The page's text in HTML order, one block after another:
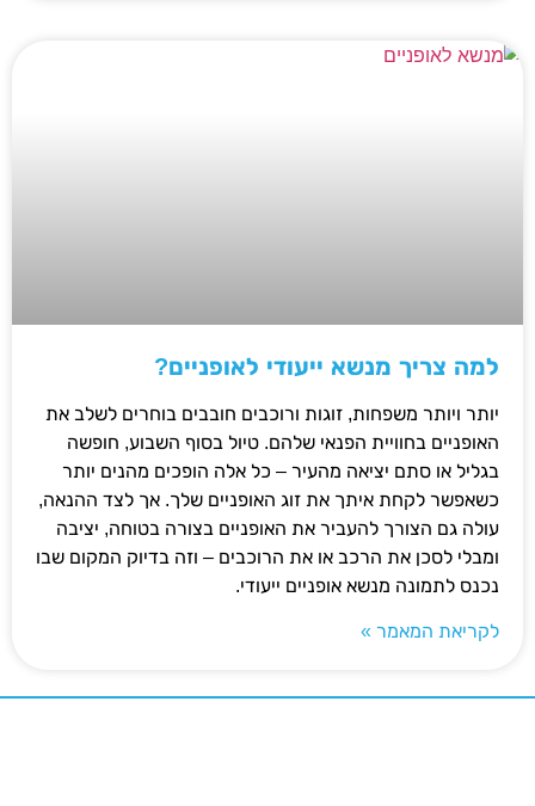
למה צריך מנשא ייעודי לאופניים?
יותר ויותר משפחות, זוגות ורוכבים חובבים בוחרים לשלב את
האופניים בחוויית הפנאי שלהם. טיול בסוף השבוע, חופשה
בגליל או סתם יציאה מהעיר – כל אלה הופכים מהנים יותר
כשאפשר לקחת איתך את זוג האופניים שלך. אך לצד ההנאה,
עולה גם הצורך להעביר את האופניים בצורה בטוחה, יציבה
ומבלי לסכן את הרכב או את הרוכבים – וזה בדיוק המקום שבו
נכנס לתמונה מנשא אופניים ייעודי.
לקריאת המאמר »